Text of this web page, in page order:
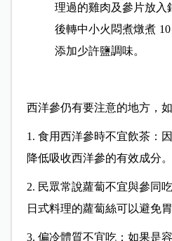
理過的雞肉及參片放入
後轉中小火悶煮燉煮 10
添加少許鹽調味。
西洋參仍有要注意的地方，
1. 食用西洋參時不宜飲茶：
降低吸收西洋參的有效成分。
2. 民眾常說蘿蔔不宜與參同
日式料理的蘿蔔絲可以避免胃
3. 偏冷體質不宜吃：如果是